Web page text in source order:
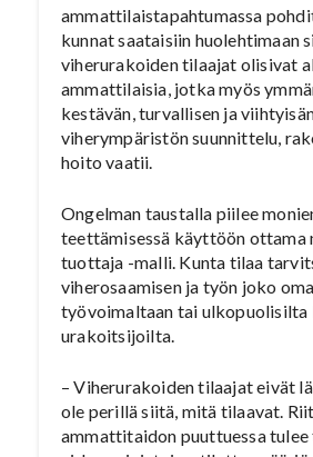
ammattilaistapahtumassa
kunnat saataisiin huolehtimaan
viherurakoiden tilaajat olisivat
ammattilaisia, jotka myös
kestävän, turvallisen ja
viherympäristön suunnittelu,
hoito vaatii.
Ongelman taustalla piilee
teettämisessä käyttöön ottama
tuottaja -malli. Kunta tilaa
viherosaamisen ja työn joko
työvoimaltaan tai ulkopuolisilta
urakoitsijoilta.
– Viherurakoiden tilaajat eivät
ole perillä siitä, mitä tilaavat.
ammattitaidon puuttuessa tulee